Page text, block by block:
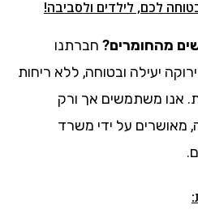
לכם, לילדים ולסביבה!
מהחומרים? חברתנו
יעילה ובטוחה, ללא ריחות
אנו משתמשים אך ורק
מאושרים על ידי משרד